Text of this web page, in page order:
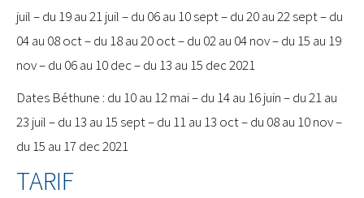
juil – du 19 au 21 juil – du 06 au 10 sept – du 20 au 22 sept – du
04 au 08 oct – du 18 au 20 oct – du 02 au 04 nov – du 15 au 19
nov – du 06 au 10 dec – du 13 au 15 dec 2021
Dates Béthune : du 10 au 12 mai – du 14 au 16 juin – du 21 au
23 juil – du 13 au 15 sept – du 11 au 13 oct – du 08 au 10 nov –
du 15 au 17 dec 2021
TARIF